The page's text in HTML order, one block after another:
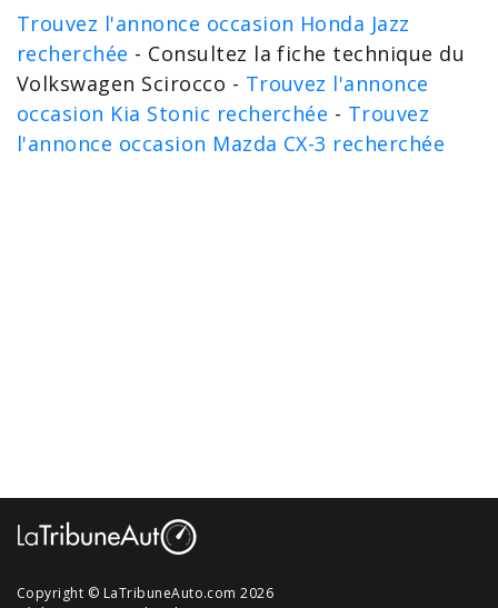
Trouvez l'annonce occasion Honda Jazz
recherchée - Consultez la fiche technique du
Volkswagen Scirocco - Trouvez l'annonce
occasion Kia Stonic recherchée - Trouvez
l'annonce occasion Mazda CX-3 recherchée
Copyright © LaTribuneAuto.com 2026